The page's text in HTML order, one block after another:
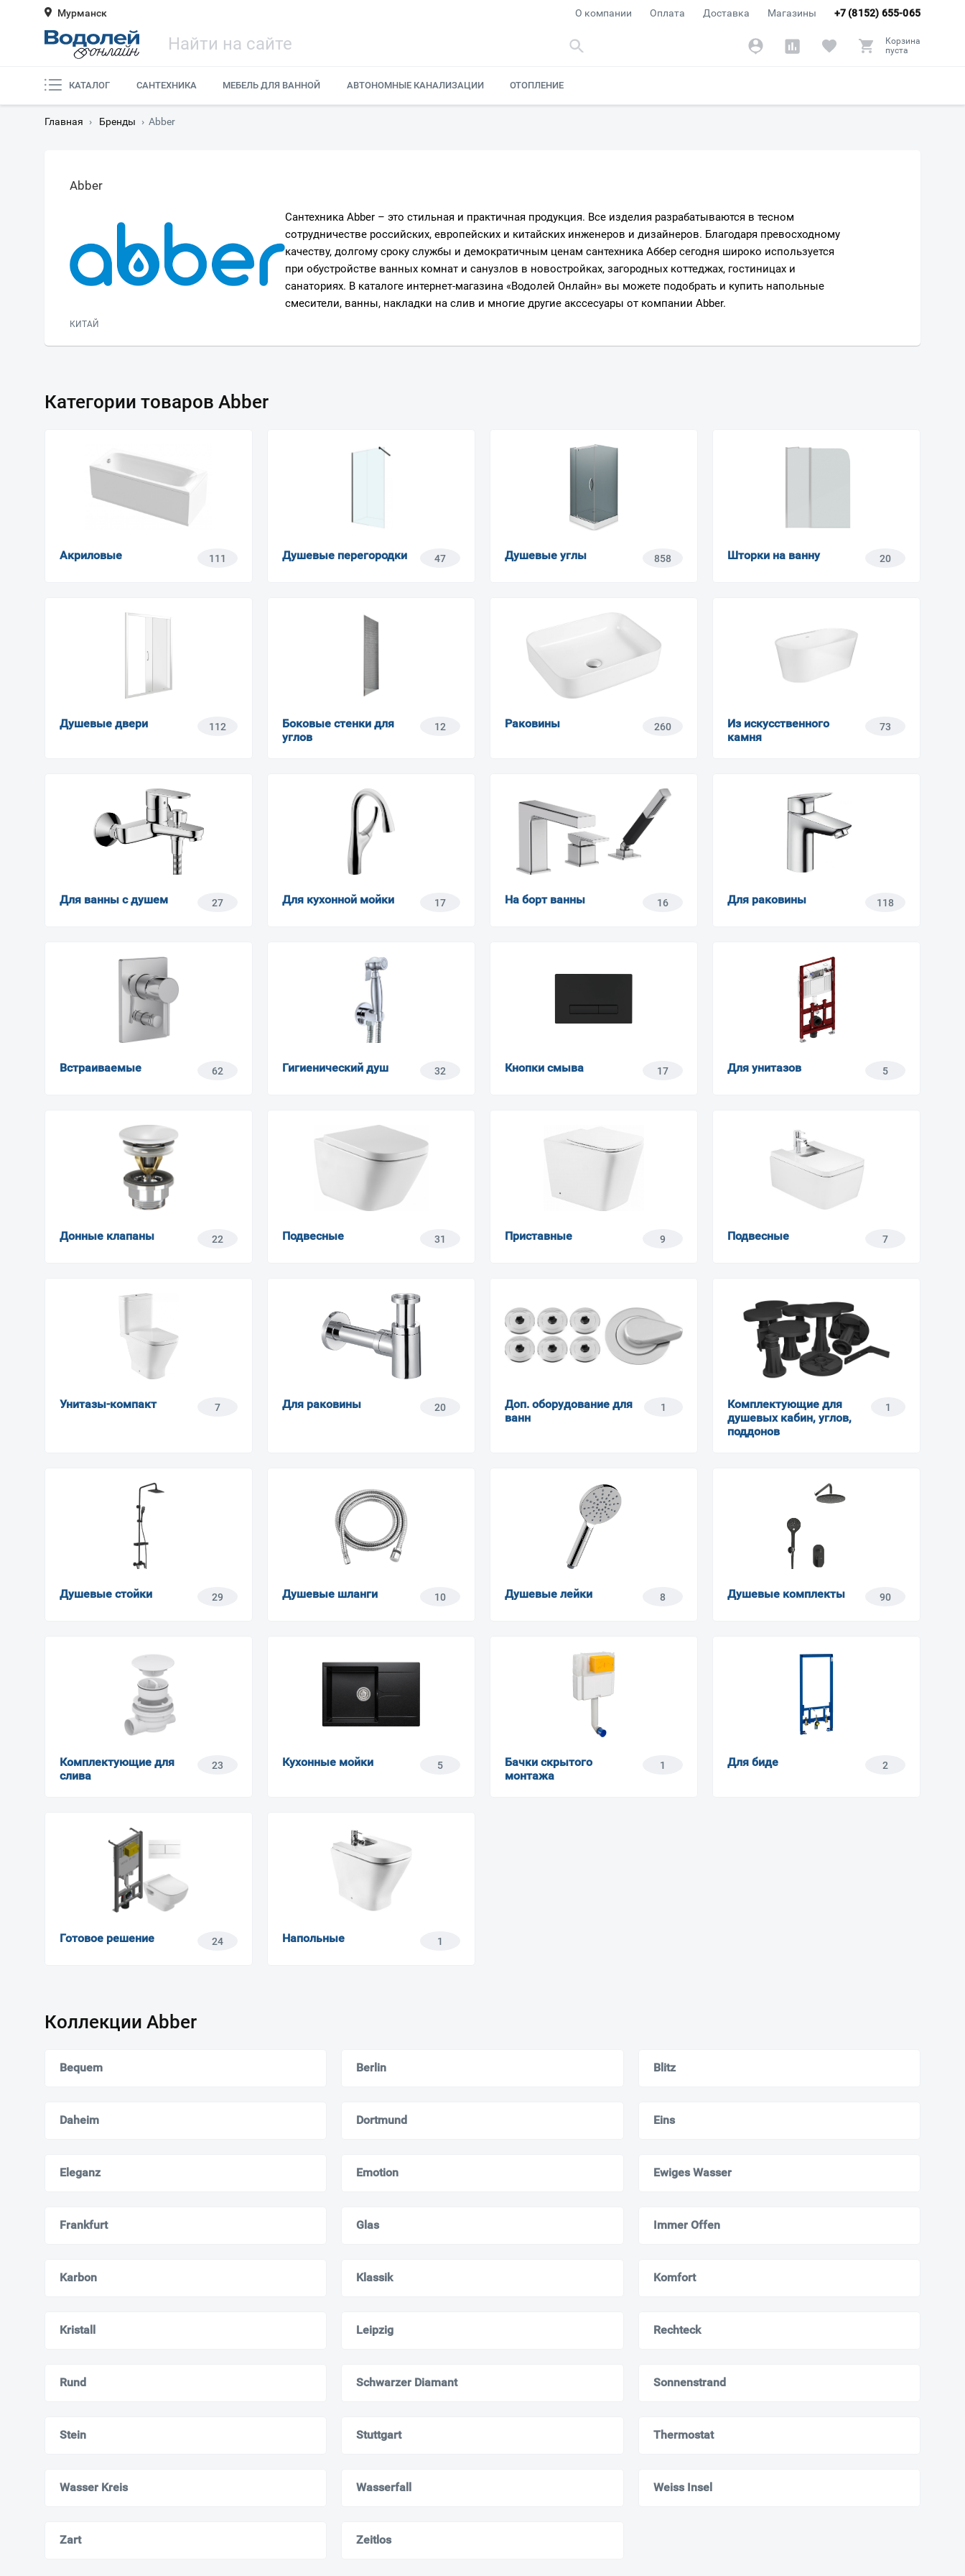
Мурманск +7 (8152) 655-065
О компании Оплата Доставка Магазины
Корзина
пуста
КАТАЛОГ САНТЕХНИКА МЕБЕЛЬ ДЛЯ ВАННОЙ АВТОНОМНЫЕ КАНАЛИЗАЦИИ ОТОПЛЕНИЕ
Главная › Бренды › Abber
Abber
КИТАЙ
Сантехника Abber – это стильная и практичная продукция. Все изделия разрабатываются в тесном
сотрудничестве российских, европейских и китайских инженеров и дизайнеров. Благодаря превосходному
качеству, долгому сроку службы и демократичным ценам сантехника Аббер сегодня широко используется
при обустройстве ванных комнат и санузлов в новостройках, загородных коттеджах, гостиницах и
санаториях. В каталоге интернет-магазина «Водолей Онлайн» вы можете подобрать и купить напольные
смесители, ванны, накладки на слив и многие другие акссесуары от компании Abber.
Категории товаров Abber
Акриловые 111 Душевые перегородки 47 Душевые углы 858 Шторки на ванну 20
Душевые двери 112
Боковые стенки для
углов
12 Раковины 260
Из искусственного
камня
73
Для ванны с душем 27 Для кухонной мойки 17 На борт ванны 16 Для раковины 118
Встраиваемые 62 Гигиенический душ 32 Кнопки смыва 17 Для унитазов 5
Донные клапаны 22 Подвесные 31 Приставные 9 Подвесные 7
Унитазы-компакт 7 Для раковины 20
Доп. оборудование для
ванн
1
Комплектующие для
душевых кабин, углов,
поддонов
1
Душевые стойки 29 Душевые шланги 10 Душевые лейки 8 Душевые комплекты 90
Комплектующие для
слива
23 Кухонные мойки 5
Бачки скрытого
монтажа
1 Для биде 2
Готовое решение 24 Напольные 1
Коллекции Abber
Bequem Berlin Blitz
Daheim Dortmund Eins
Eleganz Emotion Ewiges Wasser
Frankfurt Glas Immer Offen
Karbon Klassik Komfort
Kristall Leipzig Rechteck
Rund Schwarzer Diamant Sonnenstrand
Stein Stuttgart Thermostat
Wasser Kreis Wasserfall Weiss Insel
Zart Zeitlos
Сменить город